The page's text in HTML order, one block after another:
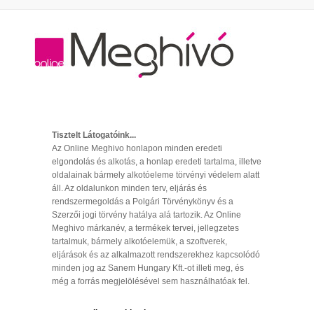
Tisztelt Látogatóink...
Az Online Meghivo honlapon minden eredeti
elgondolás és alkotás, a honlap eredeti tartalma, illetve
oldalainak bármely alkotóeleme törvényi védelem alatt
áll. Az oldalunkon minden terv, eljárás és
rendszermegoldás a Polgári Törvénykönyv és a
Szerzői jogi törvény hatálya alá tartozik. Az Online
Meghivo márkanév, a termékek tervei, jellegzetes
tartalmuk, bármely alkotóelemük, a szoftverek,
eljárások és az alkalmazott rendszerekhez kapcsolódó
minden jog az Sanem Hungary Kft.-ot illeti meg, és
még a forrás megjelölésével sem használhatóak fel.